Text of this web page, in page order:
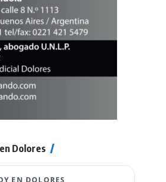
Dolores